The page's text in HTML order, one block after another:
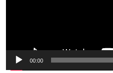
00:00